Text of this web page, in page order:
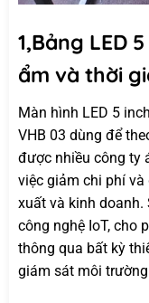
1,Bảng LED
ẩm và thời
Màn hình LED 5
VHB 03 dùng để
được nhiều công ty
việc giảm chi phí
xuất và kinh doanh.
công nghệ IoT, cho
thông qua bất kỳ
giám sát môi